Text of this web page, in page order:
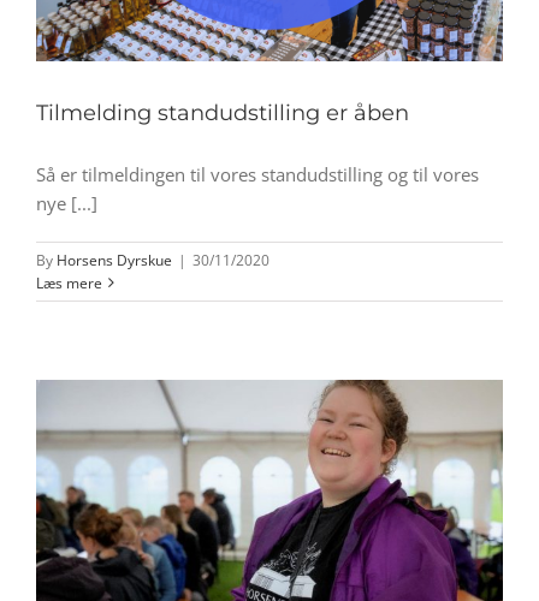
Tilmelding standudstilling er åben
Så er tilmeldingen til vores standudstilling og til vores
nye [...]
By Horsens Dyrskue | 30/11/2020
Læs mere